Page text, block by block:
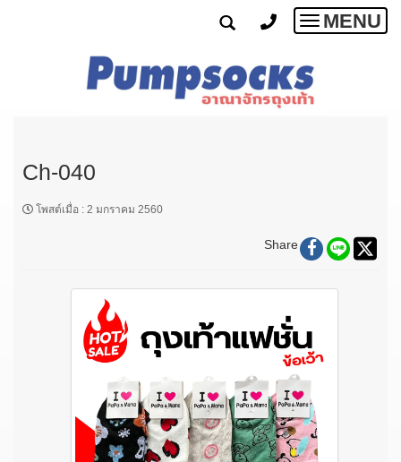
Toggle
MENU
Ch-040
โพสต์เมื่อ : 2 มกราคม 2560
Share